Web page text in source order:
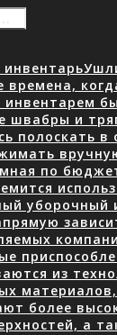
времена,
швабры и
полоскать
по
уборочный
из
более
а